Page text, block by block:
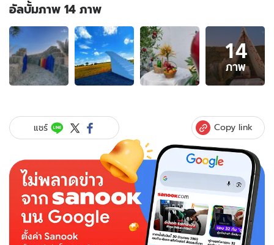
อัลบั้มภาพ 14 ภาพ
อัลบั้ม
ภาพ
14
ภาพ
ของ
ทุ่ง
ดอก
สี
รุ้ง
กอิน
สวย
สะดุด
14
ภาพ
แชร์ Copy link